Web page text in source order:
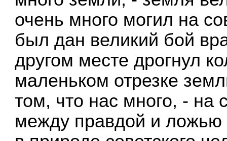
очень много могил на
был дан великий бой
другом месте дрогнул
маленьком отрезке
том, что нас много, - на
между правдой и